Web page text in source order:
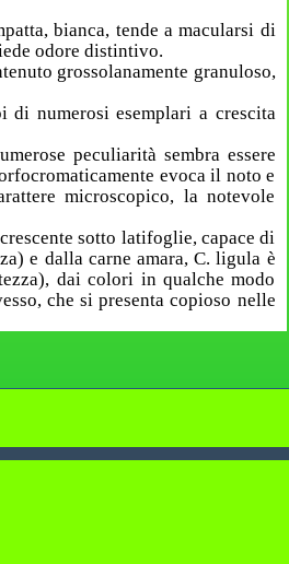
bianca, tende a macularsi di
odore distintivo.
grossolanamente granuloso,
di numerosi esemplari a crescita
peculiarità sembra essere
evoca il noto e
microscopico, la notevole
sotto latifoglie, capace di
e dalla carne amara, C. ligula è
dai colori in qualche modo
che si presenta copioso nelle